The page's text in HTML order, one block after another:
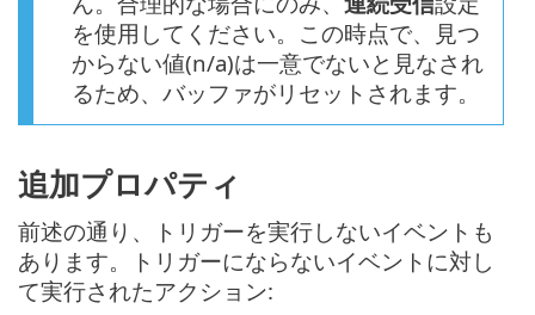
を使用してください。この時点で、見つ
からない値(n/a)は一意でないと見なされ
るため、バッファがリセットされます。
追加プロパティ
前述の通り、トリガーを実行しないイベントも
あります。トリガーにならないイベントに対し
て実行されたアクション: